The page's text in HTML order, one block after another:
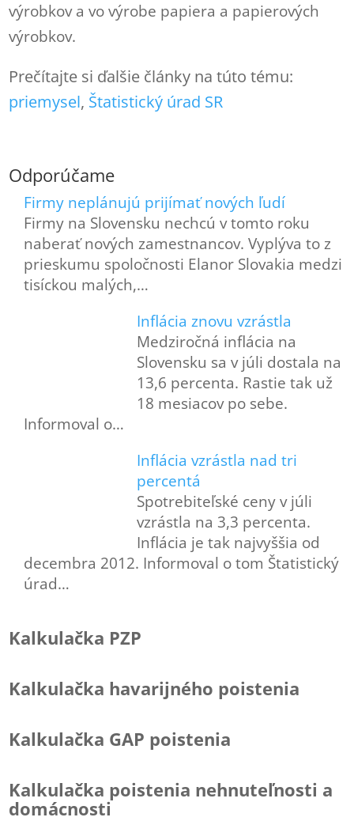
výrobkov a vo výrobe papiera a papierových
výrobkov.
Prečítajte si ďalšie články na túto tému:
priemysel, Štatistický úrad SR
Odporúčame
Firmy neplánujú prijímať nových ľudí
Firmy na Slovensku nechcú v tomto roku
naberať nových zamestnancov. Vyplýva to z
prieskumu spoločnosti Elanor Slovakia medzi
tisíckou malých,…
Inflácia znovu vzrástla
Medziročná inflácia na
Slovensku sa v júli dostala na
13,6 percenta. Rastie tak už
18 mesiacov po sebe.
Informoval o…
Inflácia vzrástla nad tri
percentá
Spotrebiteľské ceny v júli
vzrástla na 3,3 percenta.
Inflácia je tak najvyššia od
decembra 2012. Informoval o tom Štatistický
úrad…
Kalkulačka PZP
Kalkulačka havarijného poistenia
Kalkulačka GAP poistenia
Kalkulačka poistenia nehnuteľnosti a
domácnosti